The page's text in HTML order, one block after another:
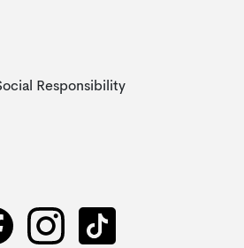
Responsibility